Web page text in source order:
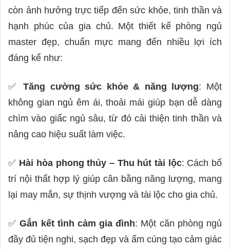
còn ảnh hưởng trực tiếp đến sức khỏe, tinh thần và
hạnh phúc của gia chủ. Một thiết kế phòng ngủ
master đẹp, chuẩn mực mang đến nhiều lợi ích
đáng kể như:
✅Tăng cường sức khỏe & năng lượng: Một
không gian ngủ êm ái, thoải mái giúp bạn dễ dàng
chìm vào giấc ngủ sâu, từ đó cải thiện tinh thần và
nâng cao hiệu suất làm việc.
✅ Hài hòa phong thủy – Thu hút tài lộc: Cách bố
trí nội thất hợp lý giúp cân bằng năng lượng, mang
lại may mắn, sự thịnh vượng và tài lộc cho gia chủ.
✅Gắn kết tình cảm gia đình: Một căn phòng ngủ
đầy đủ tiện nghi, sạch đẹp và ấm cúng tạo cảm giác